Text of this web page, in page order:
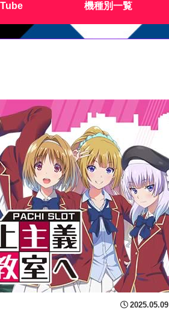
機種別一覧
2025.05.09